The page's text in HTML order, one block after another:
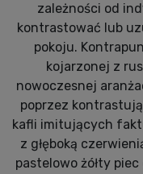
zależności od
kontrastować lub
pokoju.
kojarzonej z
nowoczesnej
poprzez
kafli imitujących
z głęboką
pastelowo żółty